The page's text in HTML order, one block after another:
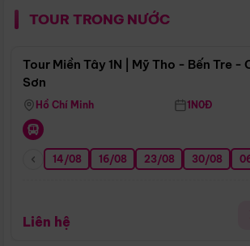
TOUR TRONG NƯỚC
Tour Miền Tây 1N | Mỹ Tho - Bến Tre -
Sơn
Hồ Chí Minh 1N0Đ
14/08 16/08 23/08 30/08
Liên hệ